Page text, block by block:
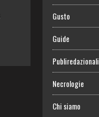
Gusto
Guide
Publiredazionali
Necrologie
Chi siamo